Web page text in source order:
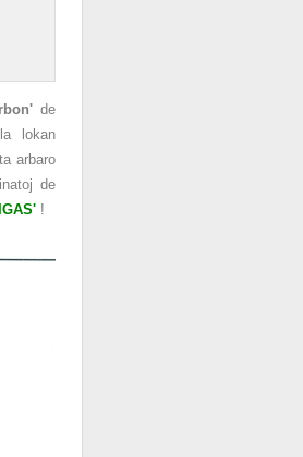
de
lokan
arbaro
de
!